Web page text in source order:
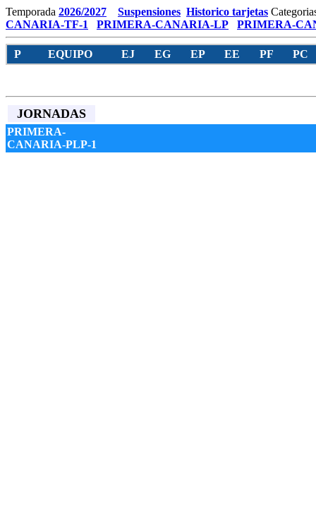
Temporada 2026/2027 Suspensiones Historico tarjetas
CANARIA-TF-1
PRIMERA-CANARIA-LP PRIMERA-
P EQUIPO EJ EG EP EE PF PC
JORNADAS
PRIMERA-
CANARIA-PLP-1